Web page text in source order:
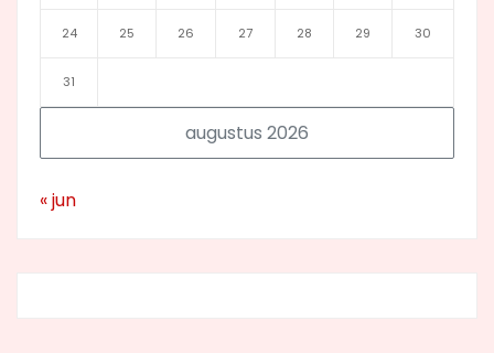
augustus 2026
24 25 26 27 28 29 30
31
« jun